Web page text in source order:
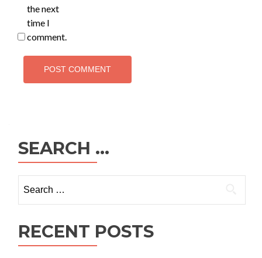
the next
time I
comment.
SEARCH …
for:
RECENT POSTS